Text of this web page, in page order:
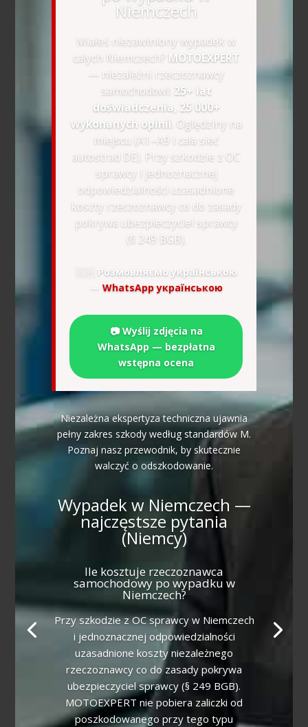
Niemczech
Miałeś niezawiniony wypadek w
całych Niemczech? MOTOEXPERT
— niezależni rzeczoznawcy
samochodowi: 25+ lat
doświadczenia, 25 000+
wykonanych opinii . Oględziny na
miejscu (A1–A9 i cała sieć
autostrad DE). Przy szkodzie z OC
sprawcy i jednoznacznej
odpowiedzialności uzasadnione
koszty rzeczoznawcy co do zasady
pokrywa ubezpieczyciel sprawcy
(§ 249 BGB).
🇺🇦 Розмовляємо українською
— WhatsApp українською
📷 Wyślij zdjęcia na
WhatsApp — bezpłatna
wstępna ocena
Niezależna ekspertyza techniczna ujawnia
pełny zakres szkody według standardów M.
Poznaj nasz przewodnik, by skutecznie
walczyć o odszkodowanie.
Wypadek w Niemczech —
najczęstsze pytania
(Niemcy)
Ile kosztuje rzeczoznawca
samochodowy po wypadku w
Niemczech?
Przy szkodzie z OC sprawcy w Niemczech
i jednoznacznej odpowiedzialności
uzasadnione koszty niezależnego
rzeczoznawcy co do zasady pokrywa
ubezpieczyciel sprawcy (§ 249 BGB).
MOTOEXPERT nie pobiera zaliczki od
poszkodowanego przy tego typu